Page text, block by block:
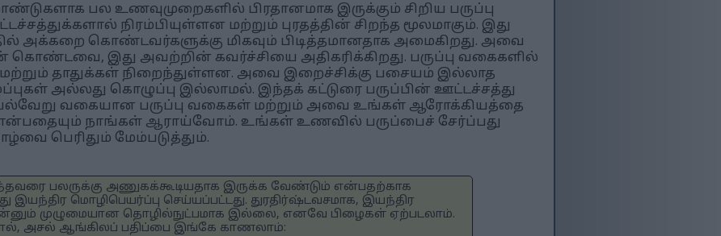
பல உணவுமுறைகளில் பிரதானமாக இருக்கும் சிறிய பருப்பு
நிரம்பியுள்ளன மற்றும் புரதத்தின் சிறந்த மூலமாகும். இது
அக்கறை கொண்டவர்களுக்கு மிகவும் பிடித்தமானதாக அமைகிறது. அவை
கொண்டவை, இது அவற்றின் கவர்ச்சியை அதிகரிக்கிறது. பருப்பு வகைகளில்
மற்றும் தாதுக்கள் நிறைந்துள்ளன. அவை இறைச்சிக்கு பசையம் இல்லாத
அல்லது கொழுப்பு இல்லாமல். இந்தக் கட்டுரை பருப்பின் ஊட்டச்சத்து
பல்வேறு வகையான பருப்பு வகைகள் மற்றும் அவை உங்கள் ஆரோக்கியத்தை
என்பதையும் நாங்கள் ஆராய்வோம். உங்கள் உணவில் பருப்பைச் சேர்ப்பது
பெரிதும் மேம்படுத்தும்.
பலருக்கு அணுகக்கூடியதாக இருக்க வேண்டும் என்பதற்காக
இயந்திர மொழிபெயர்ப்பு செய்யப்பட்டது. துரதிர்ஷ்டவசமாக, இயந்திர
முழுமையான தொழில்நுட்பமாக இல்லை, எனவே பிழைகள் ஏற்படலாம்.
அசல் ஆங்கிலப் பதிப்பை இங்கே காணலாம்: